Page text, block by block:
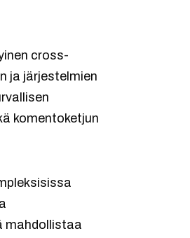
cross-
ja järjestelmien
komentoketjun
mahdollistaa